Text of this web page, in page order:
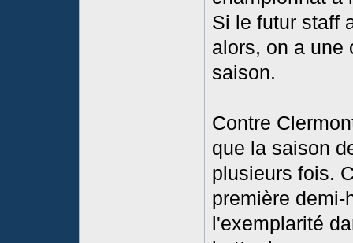
Si le futur staff
alors, on a une
saison.
Contre
que la saison
plusieurs fois.
première demi-
l'exemplarité